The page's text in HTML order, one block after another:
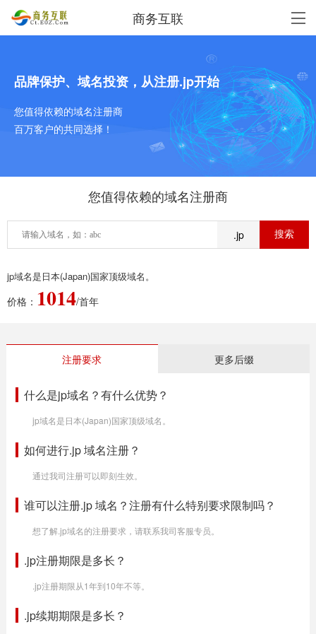
商务互联
品牌保护、域名投资，从注册.jp开始
您值得依赖的域名注册商
百万客户的共同选择！
您值得依赖的域名注册商
.jp
jp域名是日本(Japan)国家顶级域名。
价格： 1014/首年
注册要求 更多后缀
什么是jp域名？有什么优势？
jp域名是日本(Japan)国家顶级域名。
如何进行.jp 域名注册？
通过我司注册可以即刻生效。
谁可以注册.jp 域名？注册有什么特别要求限制吗？
想了解.jp域名的注册要求，请联系我司客服专员。
.jp注册期限是多长？
.jp注册期限从1年到10年不等。
.jp续期期限是多长？